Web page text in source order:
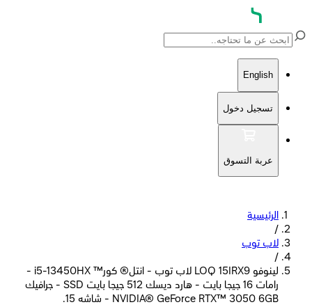
English
تسجيل دخول
عربة التسوق
الرئيسية
/
لاب توب
/
لينوفو LOQ 15IRX9 لاب توب - انتل® كور™ i5-13450HX -
رامات 16 جيجا بايت - هارد ديسك 512 جيجا بايت SSD - جرافيك
NVIDIA® GeForce RTX™ 3050 6GB - شاشه 15.